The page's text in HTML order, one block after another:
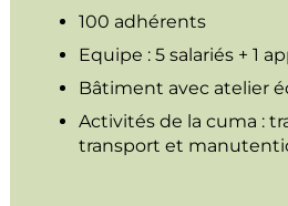
100 adhérents
Equipe : 5 salariés + 1
Bâtiment avec atelier
Activités de la cuma :
transport et